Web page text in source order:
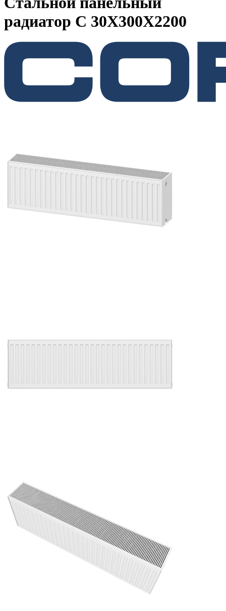
радиатор C 30Х300Х2200